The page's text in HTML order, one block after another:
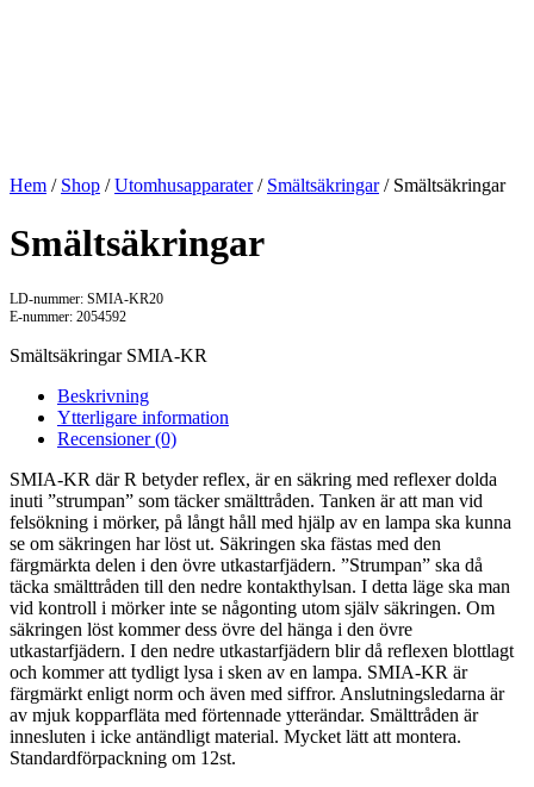
Hem / Shop /Utomhusapparater/ Smältsäkringar/ Smältsäkringar
Smältsäkringar
LD-nummer: SMIA-KR20
E-nummer: 2054592
Smältsäkringar SMIA-KR
Beskrivning
Ytterligare information
Recensioner (0)
SMIA-KR där R betyder reflex, är en säkring med reflexer dolda
inuti ”strumpan” som täcker smälttråden. Tanken är att man vid
felsökning i mörker, på långt håll med hjälp av en lampa ska kunna
se om säkringen har löst ut. Säkringen ska fästas med den
färgmärkta delen i den övre utkastarfjädern. ”Strumpan” ska då
täcka smälttråden till den nedre kontakthylsan. I detta läge ska man
vid kontroll i mörker inte se någonting utom själv säkringen. Om
säkringen löst kommer dess övre del hänga i den övre
utkastarfjädern. I den nedre utkastarfjädern blir då reflexen blottlagt
och kommer att tydligt lysa i sken av en lampa. SMIA-KR är
färgmärkt enligt norm och även med siffror. Anslutningsledarna är
av mjuk kopparfläta med förtennade ytterändar. Smälttråden är
innesluten i icke antändligt material. Mycket lätt att montera.
Standardförpackning om 12st.